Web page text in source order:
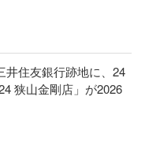
井住友銀行跡地に、24
狭山金剛店」が2026